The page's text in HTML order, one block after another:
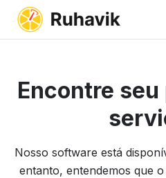
Encontre
Nosso software está
entanto, entendemos que